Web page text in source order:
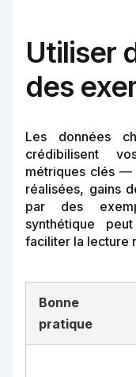
Utiliser
des
Les données
crédibilisent
métriques clés —
réalisées, gains
par des
synthétique
faciliter la lecture
Bonne
pratique